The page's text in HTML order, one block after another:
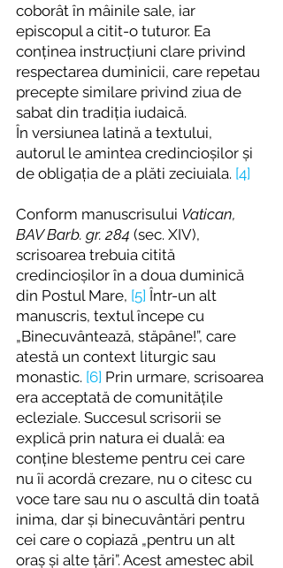
coborât în mâinile sale, iar
episcopul a citit-o tuturor. Ea
conținea instrucțiuni clare privind
respectarea duminicii, care repetau
precepte similare privind ziua de
sabat din tradiția iudaică.
În versiunea latină a textului,
autorul le amintea credincioșilor și
de obligația de a plăti zeciuiala. [4]
Conform manuscrisului Vatican,
BAV Barb. gr. 284 (sec. XIV),
scrisoarea trebuia citită
credincioșilor în a doua duminică
din Postul Mare, [5] Într-un alt
manuscris, textul începe cu
„Binecuvântează, stăpâne!”, care
atestă un context liturgic sau
monastic. [6] Prin urmare, scrisoarea
era acceptată de comunitățile
ecleziale. Succesul scrisorii se
explică prin natura ei duală: ea
conține blesteme pentru cei care
nu îi acordă crezare, nu o citesc cu
voce tare sau nu o ascultă din toată
inima, dar și binecuvântări pentru
cei care o copiază „pentru un alt
oraș și alte țări”. Acest amestec abil